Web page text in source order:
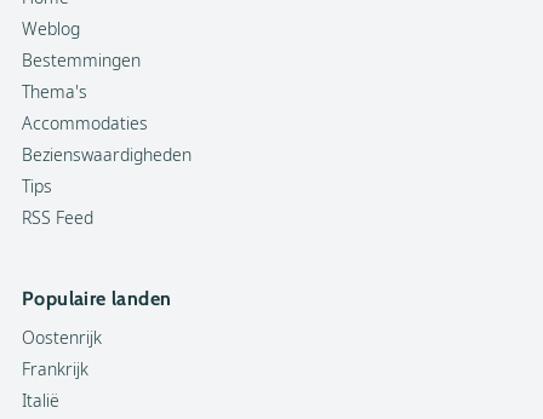
Weblog
Bestemmingen
Thema's
Accommodaties
Bezienswaardigheden
Tips
RSS Feed
Populaire landen
Oostenrijk
Frankrijk
Italië